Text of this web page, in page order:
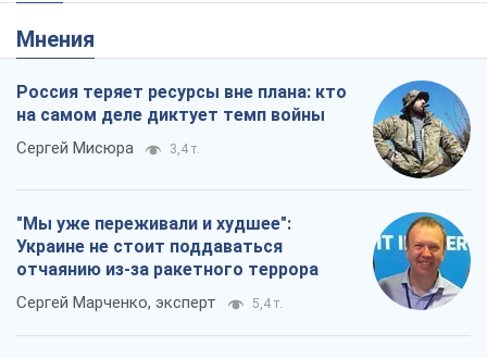
Мнения
Россия теряет ресурсы вне плана: кто
на самом деле диктует темп войны
Сергей Мисюра 3,4 т.
"Мы уже переживали и худшее":
Украине не стоит поддаваться
отчаянию из-за ракетного террора
Сергей Марченко, эксперт 5,4 т.